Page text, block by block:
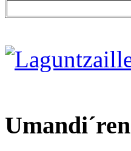
Umandi´ren